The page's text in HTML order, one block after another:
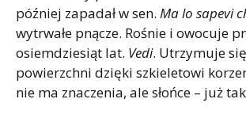
później zapadał w sen. Ma lo sapevi
wytrwałe pnącze. Rośnie i owocuje
osiemdziesiąt lat. Vedi. Utrzymuje
powierzchni dzięki szkieletowi
nie ma znaczenia, ale słońce – już